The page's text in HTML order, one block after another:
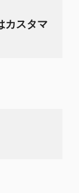
カスタマ